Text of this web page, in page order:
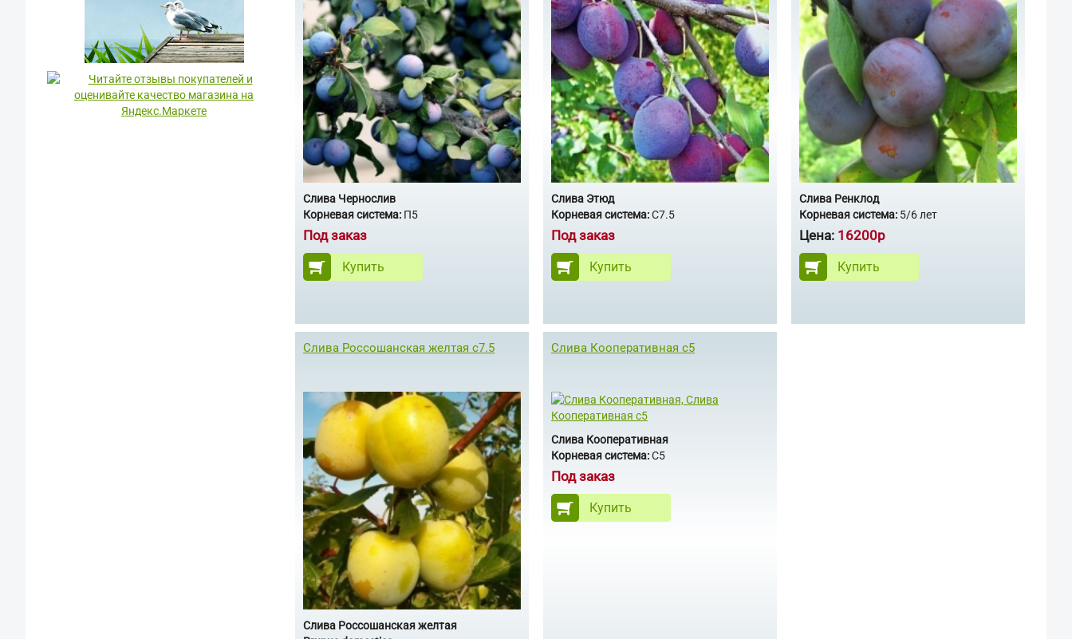
Слива Чернослив
Корневая система: П5
Под заказ
Купить
Слива Этюд
Корневая система:С7.5
Под заказ
Купить
Слива Ренклод
Корневая система:5/6 лет
Цена: 16200р
Купить
Слива Россошанская желтая с7.5
Слива Россошанская желтая
Слива Кооперативная с5
Слива Кооперативная
Корневая система:С5
Под заказ
Купить